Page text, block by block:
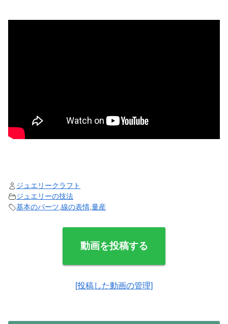
ジュエリークラフト
ジュエリーの技法
基本のパーツ 線の表情 量産
動画を投稿する
[投稿した動画の管理]